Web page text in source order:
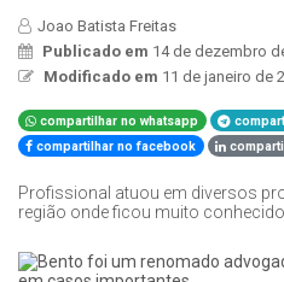
Joao Batista Freitas
Publicado em 14 de dezembro
Modificado em 11 de janeiro de
compartilhar no whatsapp
compartilhar no facebook
Profissional atuou em diversos
região onde ficou muito conhecido